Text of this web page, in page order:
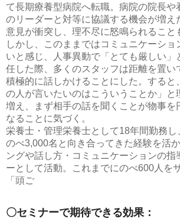
て長期療養型病院へ転職。病院の院長や
のリーダーと対等に協議する機会が増え
意見が衝突し、理不尽に怒鳴られること
しかし、このままではコミュニケーショ
いと感じ、人事異動で「とても厳しい」
任した際、多くのスタッフは距離を置い
積極的に話しかけることにした。すると
の人が言いたいのはこういうことか」と
増え、まず相手の話を聞くことが物事を
なることに気づく。
栄養士・管理栄養士として18年間勤務
のべ3,000名と向き合ってきた経験を活
ングや話し方・コミュニケーションの指
ーとして活動。これまでにのべ600人を
「頭ご
〇セミナーで期待できる効果：